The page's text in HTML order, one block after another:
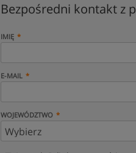
Bezpośredni kontakt z
IMIĘ
E-MAIL
WOJEWÓDZTWO